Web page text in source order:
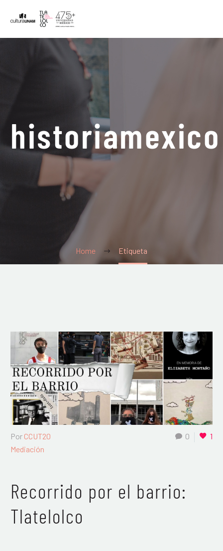
historiamexico
Home Etiqueta
0 1
Por CCUT20
Mediación
Recorrido por el barrio:
Tlatelolco